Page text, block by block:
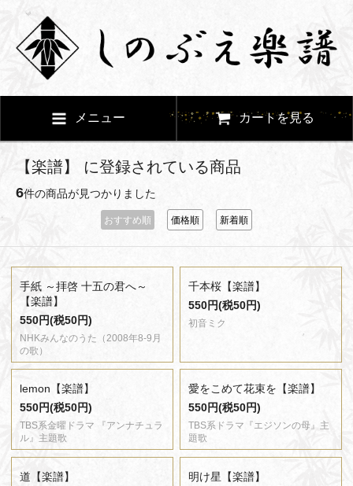
メニュー カートを見る
【楽譜】 に登録されている商品
6件の商品が見つかりました
おすすめ順 価格順 新着順
手紙 ～拝啓 十五の君へ～
【楽譜】
550円(税50円)
NHKみんなのうた（2008年8-9月
の歌）
千本桜【楽譜】
550円(税50円)
初音ミク
lemon【楽譜】
550円(税50円)
TBS系金曜ドラマ 『アンナチュラ
ル』主題歌
愛をこめて花束を【楽譜】
550円(税50円)
TBS系ドラマ『エジソンの母』主
題歌
道【楽譜】
明け星【楽譜】